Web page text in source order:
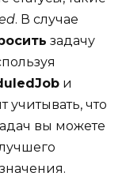
. В случае
задачу
и
учитывать, что
вы можете